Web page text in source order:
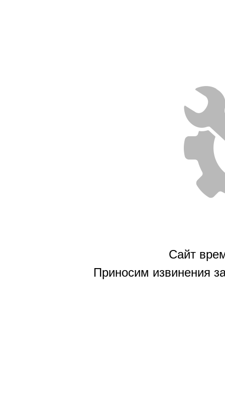
Сайт
Приносим извинения